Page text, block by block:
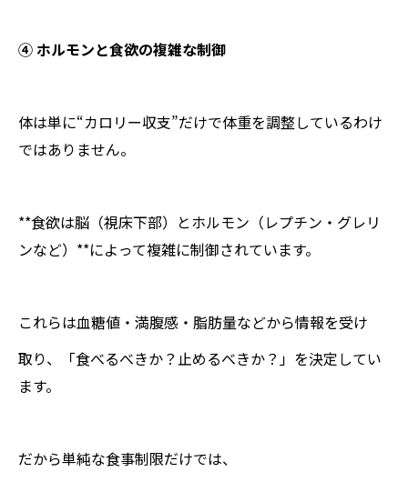
④ ホルモンと食欲の複雑な制御
体は単に“カロリー収支”だけで体重を調整しているわけ
ではありません。
**食欲は脳（視床下部）とホルモン（レプチン・グレリ
ンなど）**によって複雑に制御されています。
これらは血糖値・満腹感・脂肪量などから情報を受け
取り、「食べるべきか？止めるべきか？」を決定してい
ます。
だから単純な食事制限だけでは、